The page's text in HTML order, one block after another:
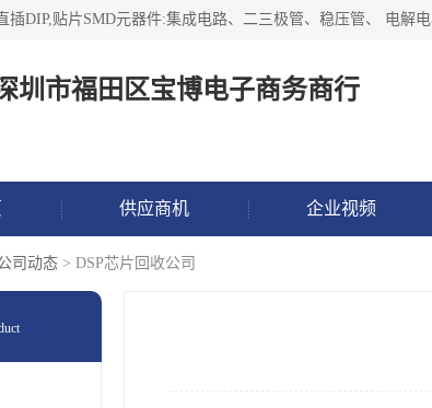
圳市福田区宝博电子商务商行
供应商机 企业视频
司动态 > DSP芯片回收公司